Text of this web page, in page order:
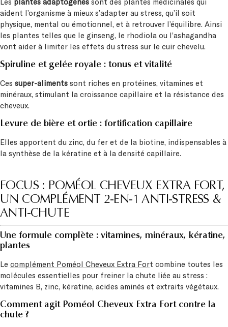
aident l’organisme à mieux s’adapter au stress, qu’il soit
physique, mental ou émotionnel, et à retrouver l’équilibre. Ainsi
les plantes telles que le ginseng, le rhodiola ou l’ashagandha
vont aider à limiter les effets du stress sur le cuir chevelu.
Spiruline et gelée royale : tonus et vitalité
Ces super-aliments sont riches en protéines, vitamines et
minéraux, stimulant la croissance capillaire et la résistance des
cheveux.
Levure de bière et ortie : fortification capillaire
Elles apportent du zinc, du fer et de la biotine, indispensables à
la synthèse de la kératine et à la densité capillaire.
FOCUS : POMÉOL CHEVEUX EXTRA FORT,
UN COMPLÉMENT 2-EN-1 ANTI-STRESS &
ANTI-CHUTE
Une formule complète : vitamines, minéraux, kératine,
plantes
Le complément Poméol Cheveux Extra Fort combine toutes les
molécules essentielles pour freiner la chute liée au stress :
vitamines B, zinc, kératine, acides aminés et extraits végétaux.
Comment agit Poméol Cheveux Extra Fort contre la
chute ?